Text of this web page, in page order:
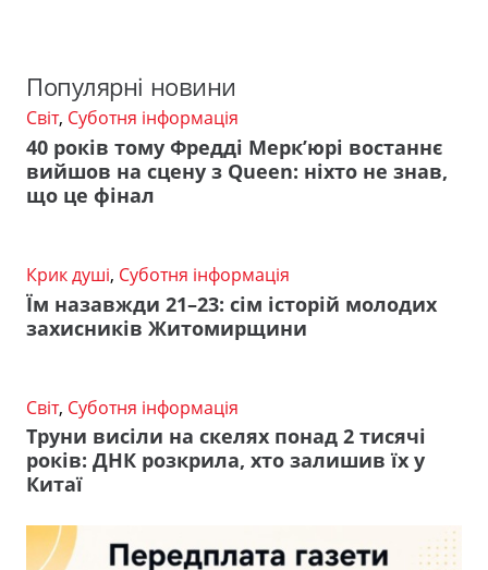
Популярні новини
Світ, Суботня інформація
40 років тому Фредді Мерк’юрі востаннє
вийшов на сцену з Queen: ніхто не знав,
що це фінал
Крик душі, Суботня інформація
Їм назавжди 21–23: сім історій молодих
захисників Житомирщини
Світ, Суботня інформація
Труни висіли на скелях понад 2 тисячі
років: ДНК розкрила, хто залишив їх у
Китаї